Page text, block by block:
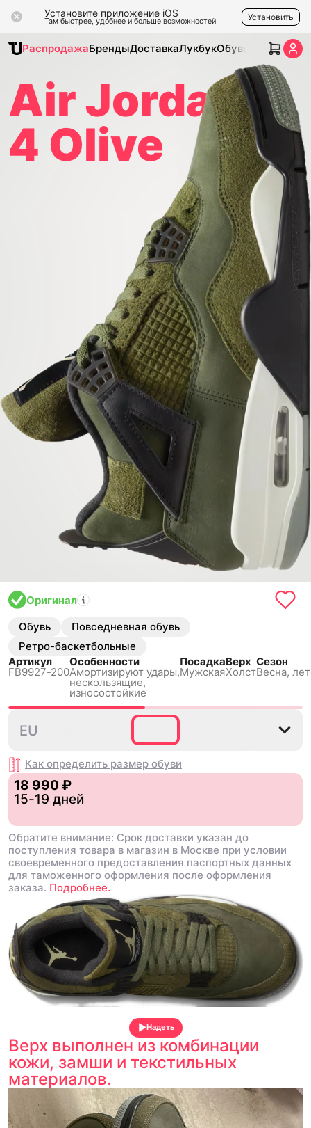
Установите приложение iOS
Там быстрее, удобнее и больше возможностей Установить
РаспродажаБрендыДоставкаЛукбукОбувь Одежда
Air Jordan
4 Olive
Оригинал
Обувь
Повседневная обувь
Ретро-баскетбольные
Артикул
FB9927-200
Особенности
Амортизируют удары,
нескользящиe,
износостойкие
Посадка
Мужская
Верх
Холст
Сезон
Весна,
42.5
EU
Как определить размер обуви
18 990 ₽
15-19 дней
Обратите внимание: Срок доставки указан до
поступления товара в магазин в Москве при условии
своевременного предоставления паспортных данных
для таможенного оформления после оформления
заказа. Подробнее.
Надеть
Верх выполнен из комбинации
кожи, замши и текстильных
материалов.